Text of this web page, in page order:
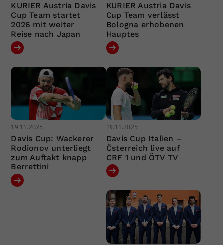
KURIER Austria Davis
Cup Team startet
2026 mit weiter
Reise nach Japan
KURIER Austria Davis
Cup Team verlässt
Bologna erhobenen
Hauptes
19.11.2025
Davis Cup: Wackerer
Rodionov unterliegt
zum Auftakt knapp
Berrettini
19.11.2025
Davis Cup Italien –
Österreich live auf
ORF 1 und ÖTV TV